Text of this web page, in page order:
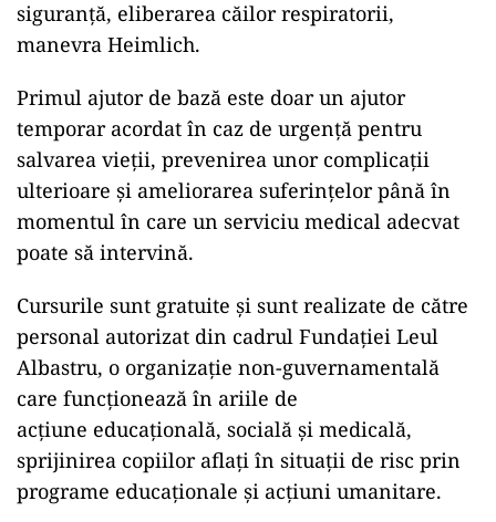
siguranță, eliberarea căilor respiratorii,
manevra Heimlich.
ad
Primul ajutor de bază este doar un ajutor
temporar acordat în caz de urgență pentru
salvarea vieții, prevenirea unor complicații